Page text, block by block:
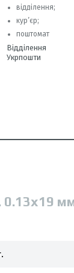
відділення;
кур’єр;
поштомат
Відділення
Укрпошти
0.13х19